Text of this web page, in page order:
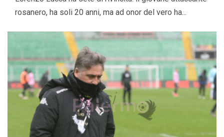
rosanero, ha soli 20 anni, ma ad onor del vero ha...